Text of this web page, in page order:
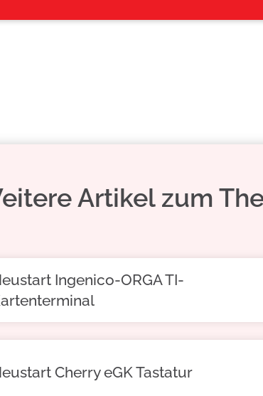
Artikel zum
Ingenico-ORGA TI-
Cherry eGK Tastatur